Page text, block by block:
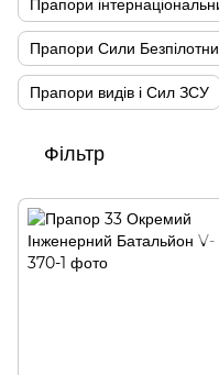
Прапори
Прапори Сили
Прапори видів і Сил ЗСУ
Фільтр